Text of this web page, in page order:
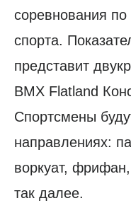
соревнования
спорта.
представит
BMX Flatland
Спортсмены
направлениях:
воркуат, фрифан,
так далее.